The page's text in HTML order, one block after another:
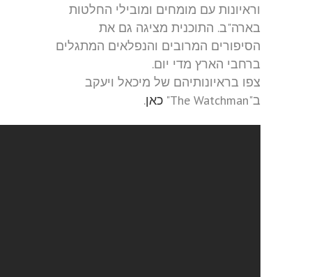
וראיונות עם מומחים ומובילי החלטות
בארה"ב. התוכנית מציגה גם את
הסיפורים המרובים והנפלאים המתגלים
ברחבי הארץ מדי יום.
צפו בראיונותיהם של מיכאל ויעקב
ב"The Watchman"
כאן.